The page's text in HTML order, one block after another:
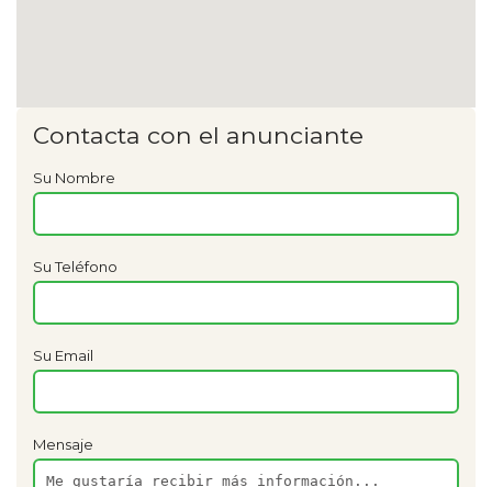
Contacta con el anunciante
Su Nombre
Su Teléfono
Su Email
Mensaje